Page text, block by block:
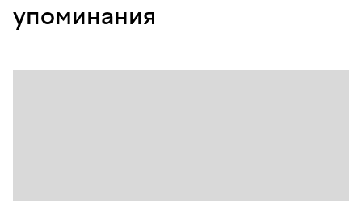
упоминания